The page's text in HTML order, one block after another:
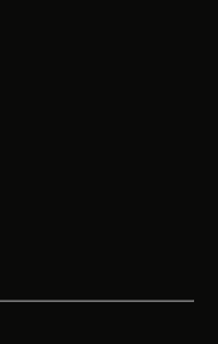
tab
in a new tab
tab